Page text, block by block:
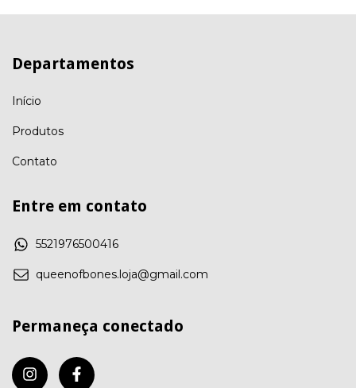
Departamentos
Início
Produtos
Contato
Entre em contato
5521976500416
queenofbones.loja@gmail.com
Permaneça conectado